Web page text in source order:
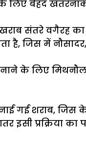
के लिए बेहद
संतरे वगैरह का
है, जिस में
के लिए मिथनौल
गई शराब, जिस
इसी प्रक्रिया का